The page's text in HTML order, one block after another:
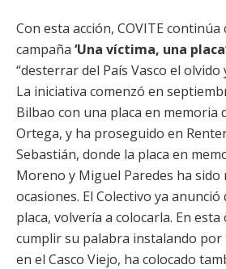
Con esta acción, COVITE continúa
campaña ‘Una víctima, una
“desterrar del País Vasco el olvido
La iniciativa comenzó en
Bilbao con una placa en memoria
Ortega, y ha proseguido en
Sebastián, donde la placa en
Moreno y Miguel Paredes ha sido
ocasiones. El Colectivo ya
placa, volvería a colocarla. En esta
cumplir su palabra instalando por
en el Casco Viejo, ha colocado